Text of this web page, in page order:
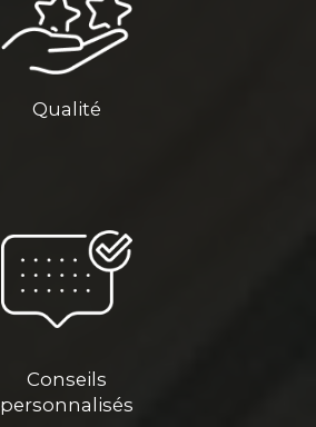
Qualité
Conseils
personnalisés